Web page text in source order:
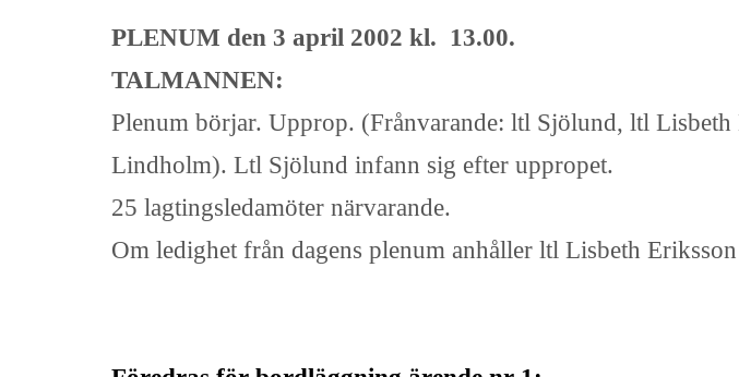
PLENUM den 3 april 2002 kl. 13.00.
TALMANNEN:
Plenum börjar. Upprop. (Frånvarande: ltl Sjölund, ltl
Lindholm). Ltl Sjölund infann sig efter uppropet.
25 lagtingsledamöter närvarande.
Om ledighet från dagens plenum anhåller ltl Lisbeth